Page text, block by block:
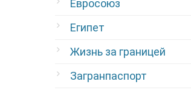
Евросоюз
Египет
Жизнь за границей
Загранпаспорт